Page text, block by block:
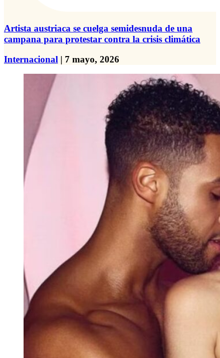
Artista austriaca se cuelga semidesnuda de una
campana para protestar contra la crisis climática
Internacional | 7 mayo, 2026